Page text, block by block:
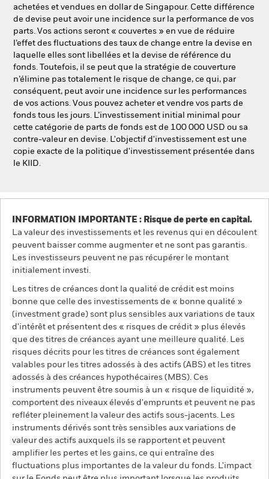
achetées et vendues en dollar de Singapour. Cette différence
de devise peut avoir une incidence sur la performance de vos
parts. Vos actions seront « couvertes » en vue de réduire
l’effet des fluctuations des taux de change entre la devise en
laquelle elles sont libellées et la devise de référence du
fonds. Toutefois, il se peut que la stratégie de couverture
n’élimine pas totalement le risque de change, ce qui, par
conséquent, peut avoir une incidence sur les performances
de vos actions. Vous pouvez acheter et vendre vos parts de
fonds tous les jours. L’investissement initial minimal pour
cette catégorie de parts de fonds est de 100 000 USD ou sa
contre-valeur en devise. L'objectif d'investissement est une
copie exacte de la politique d'investissement présentée dans
le KIID.
INFORMATION IMPORTANTE : Risque de perte en capital.
La valeur des investissements et les revenus qui en découlent
peuvent baisser comme augmenter et ne sont pas garantis.
Les investisseurs peuvent ne pas récupérer le montant
initialement investi.
Les titres de créances dont la qualité de crédit est moins
bonne que celle des investissements de « bonne qualité »
(investment grade) sont plus sensibles aux variations de taux
d'intérêt et présentent des « risques de crédit » plus élevés
que des titres de créances ayant une meilleure qualité. Les
risques décrits pour les titres de créances sont également
valables pour les titres adossés à des actifs (ABS) et les titres
adossés à des créances hypothécaires (MBS). Ces
instruments peuvent être soumis à un « risque de liquidité »,
comportent des niveaux élevés d'emprunts et peuvent ne pas
refléter pleinement la valeur des actifs sous-jacents. Les
instruments dérivés sont très sensibles aux variations de
valeur des actifs auxquels ils se rapportent et peuvent
amplifier les pertes et les gains, ce qui entraîne des
fluctuations plus importantes de la valeur du fonds. L'impact